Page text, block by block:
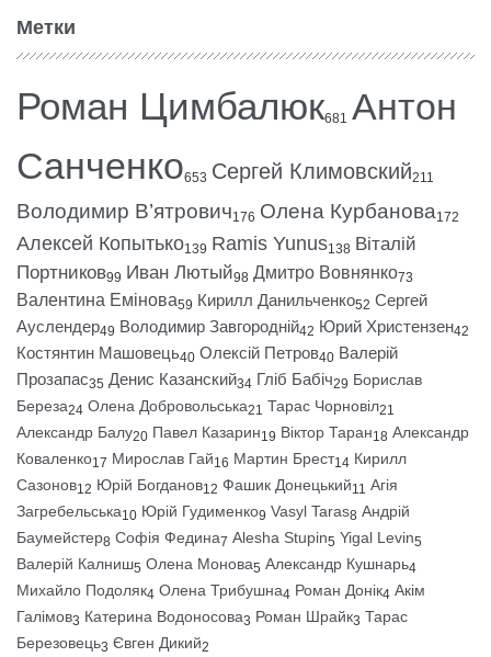
Метки
Роман Цимбалюк681 Антон
Санченко653 Сергей Климовский211
Володимир В’ятрович176 Олена Курбанова172
Алексей Копытько139 Ramis Yunus138 Віталій
Портников99 Иван Лютый98 Дмитро Вовнянко73
Валентина Емінова59 Кирилл Данильченко52 Сергей
Ауслендер49 Володимир Завгородній42 Юрий Христензен42
Костянтин Машовець40 Олексій Петров40 Валерій
Прозапас35 Денис Казанский34 Гліб Бабіч29 Борислав
Береза24 Олена Добровольська21 Тарас Чорновіл21
Александр Балу20 Павел Казарин19 Віктор Таран18 Александр
Коваленко17 Мирослав Гай16 Мартин Брест14 Кирилл
Сазонов12 Юрій Богданов12 Фашик Донецький11 Агія
Загребельська10 Юрій Гудименко9 Vasyl Taras8 Андрій
Баумейстер8 Софія Федина7 Alesha Stupin5 Yigal Levin5
Валерій Калниш5 Олена Монова5 Александр Кушнарь4
Михайло Подоляк4 Олена Трибушна4 Роман Донік4 Акім
Галімов3 Катерина Водоносова3 Роман Шрайк3 Тарас
Березовець3 Євген Дикий2